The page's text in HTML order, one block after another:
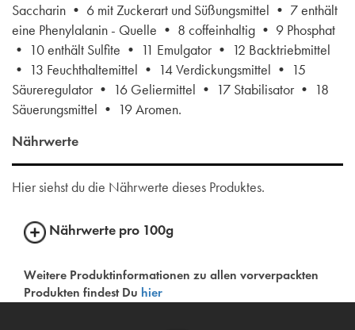
Saccharin • 6 mit Zuckerart und Süßungsmittel • 7 enthält
eine Phenylalanin - Quelle • 8 coffeinhaltig • 9 Phosphat
• 10 enthält Sulfite • 11 Emulgator • 12 Backtriebmittel
• 13 Feuchthaltemittel • 14 Verdickungsmittel • 15
Säureregulator • 16 Geliermittel • 17 Stabilisator • 18
Säuerungsmittel • 19 Aromen.
Nährwerte
Hier siehst du die Nährwerte dieses Produktes.
Nährwerte pro 100g
Weitere Produktinformationen zu allen vorverpackten
Produkten findest Du hier